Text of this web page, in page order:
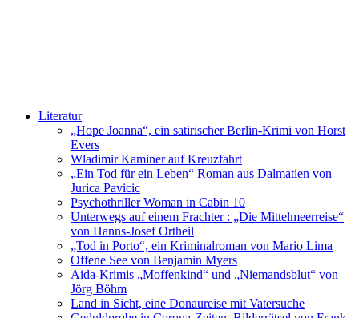
Literatur
„Hope Joanna“, ein satirischer Berlin-Krimi von Horst
Evers
Wladimir Kaminer auf Kreuzfahrt
„Ein Tod für ein Leben“ Roman aus Dalmatien von
Jurica Pavicic
Psychothriller Woman in Cabin 10
Unterwegs auf einem Frachter : „Die Mittelmeerreise“
von Hanns-Josef Ortheil
„Tod in Porto“, ein Kriminalroman von Mario Lima
Offene See von Benjamin Myers
Aida-Krimis „Moffenkind“ und „Niemandsblut“ von
Jörg Böhm
Land in Sicht, eine Donaureise mit Vatersuche